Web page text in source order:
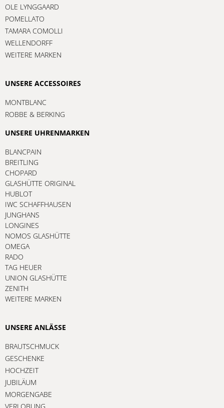
OLE LYNGGAARD
POMELLATO
TAMARA COMOLLI
WELLENDORFF
WEITERE MARKEN
UNSERE ACCESSOIRES
MONTBLANC
ROBBE & BERKING
UNSERE UHRENMARKEN
BLANCPAIN
BREITLING
CHOPARD
GLASHÜTTE ORIGINAL
HUBLOT
IWC SCHAFFHAUSEN
JUNGHANS
LONGINES
NOMOS GLASHÜTTE
OMEGA
RADO
TAG HEUER
UNION GLASHÜTTE
ZENITH
WEITERE MARKEN
UNSERE ANLÄSSE
BRAUTSCHMUCK
GESCHENKE
HOCHZEIT
JUBILÄUM
MORGENGABE